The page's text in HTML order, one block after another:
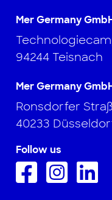
Mer Germany
94244 Teisnach
Mer Germany
Ronsdorfer
40233
Follow us